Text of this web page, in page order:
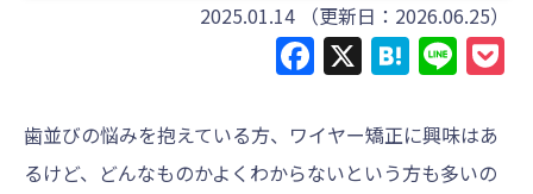
2025.01.14 （更新日：2026.06.25）
Facebook
X Line
歯並びの悩みを抱えている方、ワイヤー矯正に興味はあ
るけど、どんなものかよくわからないという方も多いの